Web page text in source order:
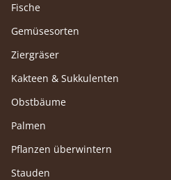
Fische
Gemüsesorten
Ziergräser
Kakteen & Sukkulenten
Obstbäume
Palmen
Pflanzen überwintern
Stauden